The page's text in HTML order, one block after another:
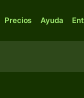
Precios Ayuda